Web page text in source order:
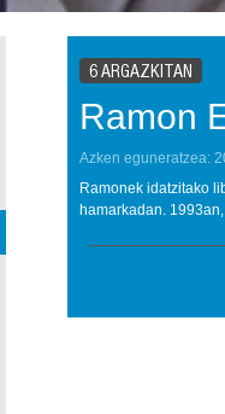
6 ARGAZKITAN
Ramon
Azken eguneratzea:
Ramonek idatzitako
hamarkadan.